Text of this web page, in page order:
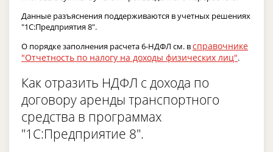
Данные разъяснения поддерживаются в учетных решениях
"1С:Предприятия 8".
О порядке заполнения расчета 6-НДФЛ см. всправочнике
"Отчетность по налогу на доходы физических лиц".
Как отразить НДФЛ с дохода по
договору аренды транспортного
средства в программах
"1С:Предприятие 8".